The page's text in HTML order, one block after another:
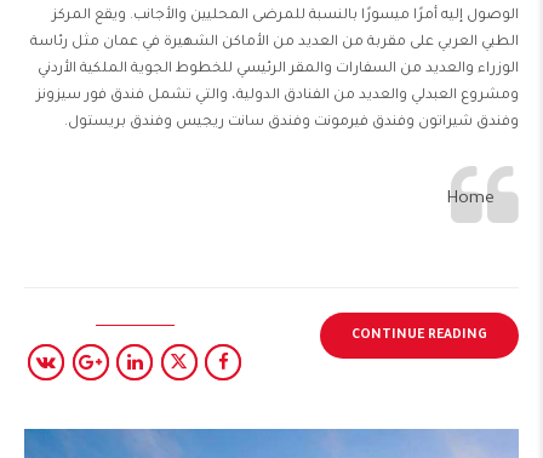
الوصول إليه أمرًا ميسورًا بالنسبة للمرضى المحليين والأجانب. ويقع المركز
الطبي العربي على مقربة من العديد من الأماكن الشهيرة في عمان مثل رئاسة
الوزراء والعديد من السفارات والمقر الرئيسي للخطوط الجوية الملكية الأردني
ومشروع العبدلي والعديد من الفنادق الدولية، والتي تشمل فندق فور سيزونز
وفندق شيراتون وفندق فيرمونت وفندق سانت ريجيس وفندق بريستول.
Home
CONTINUE READING